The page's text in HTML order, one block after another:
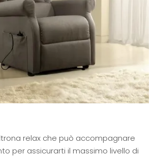
relax che può accompagnare
per assicurarti il massimo livello di